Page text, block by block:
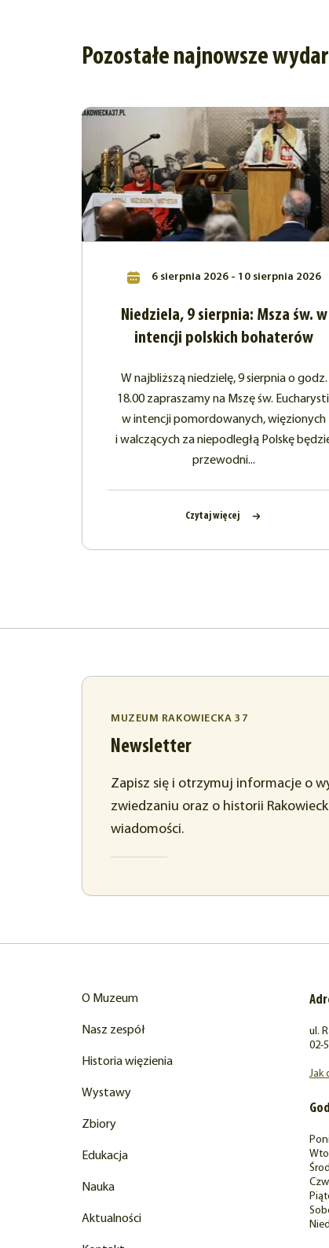
Pozostałe najnowsze
6 sierpnia 2026 - 10 sierpnia 2026
Niedziela, 9 sierpnia: Msza św. w
intencji polskich bohaterów
W najbliższą niedzielę, 9 sierpnia o godz.
18.00 zapraszamy na Mszę św.
w intencji pomordowanych, więzionych
i walczących za niepodległą Polskę
przewodni...
Czytaj więcej
MUZEUM RAKOWIECKA 37
Newsletter
Zapisz się i otrzymuj informacje o
zwiedzaniu oraz o historii
wiadomości.
O Muzeum
Nasz zespół
Historia więzienia
Wystawy
Zbiory
Edukacja
Nauka
Aktualności
ul.
02-
Jak